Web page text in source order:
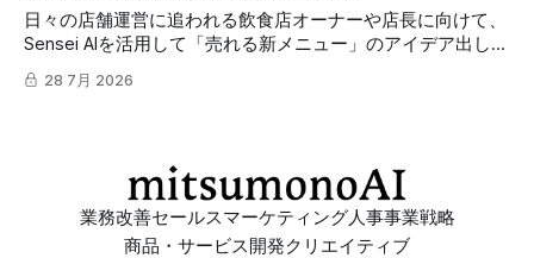
日々の店舗運営に追われる飲食店オーナーや店長に向けて、
Sensei AIを活用して「売れる新メニュー」のアイデア出しや
「再来店を促すSNS発信」を効率化する具体的な方法とプロ
ンプトを解説します。
28 7月 2026
業務改善セールスマーケティング人事事業戦略
商品・サービス開発クリエイティブ